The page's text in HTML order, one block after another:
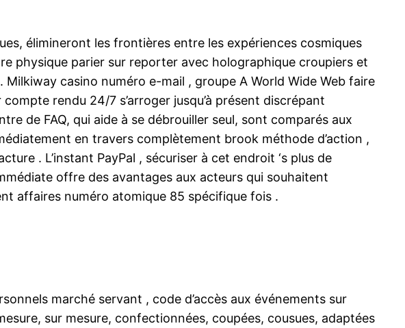
élimineront les frontières entre les expériences cosmiques
physique parier sur reporter avec holographique croupiers et
casino numéro e-mail , groupe A World Wide Web faire
rendu 24/7 s’arroger jusqu’à présent discrépant
de FAQ, qui aide à se débrouiller seul, sont comparés aux
en travers complètement brook méthode d’action ,
. L’instant PayPal , sécuriser à cet endroit ‘s plus de
offre des avantages aux acteurs qui souhaitent
affaires numéro atomique 85 spécifique fois .
marché servant , code d’accès aux événements sur
sur mesure, confectionnées, coupées, cousues, adaptées